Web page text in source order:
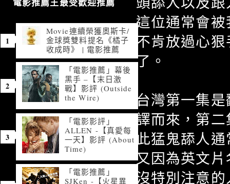
這位通常會
不肯放過心
了。
台灣第一集
譯而來，第
此猛鬼舔人
又因為英文
沒特別注意
電影推薦王最受歡迎推薦
Movie連續榮獲奧斯卡/
金球獎雙料提名《橘子
收成時》 | 電影推薦
「電影推薦」幕後
黑手 –【末日激
戰】影評 (Outside
the Wire)
「電影影評」
ALLEN -【真愛每
一天】影評 (About
Time)
「電影推薦」
SJKen -【火星異